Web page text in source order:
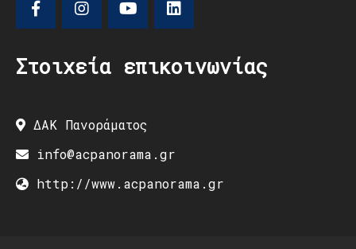
Στοιχεία επικοινωνίας
ΔΑΚ Πανοράματος
info@acpanorama.gr
http://www.acpanorama.gr